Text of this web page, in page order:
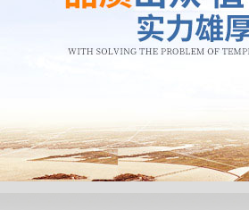
上海申思特自动化设备有限公司